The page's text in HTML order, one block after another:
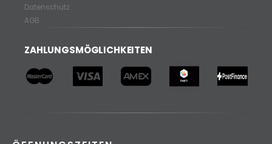
Datenschutz
AGB
ZAHLUNGSMÖGLICHKEITEN